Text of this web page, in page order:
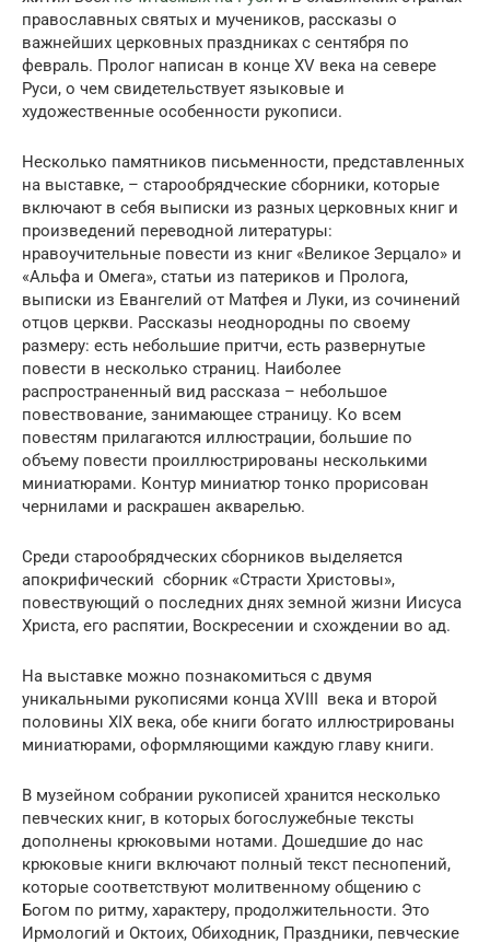
православных святых и мучеников, рассказы о
важнейших церковных праздниках с сентября по
февраль. Пролог написан в конце XV века на севере
Руси, о чем свидетельствует языковые и
художественные особенности рукописи.
Несколько памятников письменности, представленных
на выставке, – старообрядческие сборники, которые
включают в себя выписки из разных церковных книг и
произведений переводной литературы:
нравоучительные повести из книг «Великое Зерцало» и
«Альфа и Омега», статьи из патериков и Пролога,
выписки из Евангелий от Матфея и Луки, из сочинений
отцов церкви. Рассказы неоднородны по своему
размеру: есть небольшие притчи, есть развернутые
повести в несколько страниц. Наиболее
распространенный вид рассказа – небольшое
повествование, занимающее страницу. Ко всем
повестям прилагаются иллюстрации, большие по
объему повести проиллюстрированы несколькими
миниатюрами. Контур миниатюр тонко прорисован
чернилами и раскрашен акварелью.
Среди старообрядческих сборников выделяется
апокрифический сборник «Страсти Христовы»,
повествующий о последних днях земной жизни Иисуса
Христа, его распятии, Воскресении и схождении во ад.
На выставке можно познакомиться с двумя
уникальными рукописями конца XVIII века и второй
половины XIX века, обе книги богато иллюстрированы
миниатюрами, оформляющими каждую главу книги.
В музейном собрании рукописей хранится несколько
певческих книг, в которых богослужебные тексты
дополнены крюковыми нотами. Дошедшие до нас
крюковые книги включают полный текст песнопений,
которые соответствуют молитвенному общению с
Богом по ритму, характеру, продолжительности. Это
Ирмологий и Октоих, Обиходник, Праздники, певческие